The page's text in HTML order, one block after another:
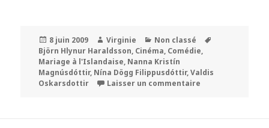
Publié
le
8 juin 2009 Auteur
Virginie Catégories
Non classé
Björn Hlynur Haraldsson, Cinéma, Comédie,
Mariage à l'Islandaise, Nanna Kristín
Magnúsdóttir, Nína Dögg Filippusdóttir,Valdis
Oskarsdottir
Laisser un commentairesur « Mariage à